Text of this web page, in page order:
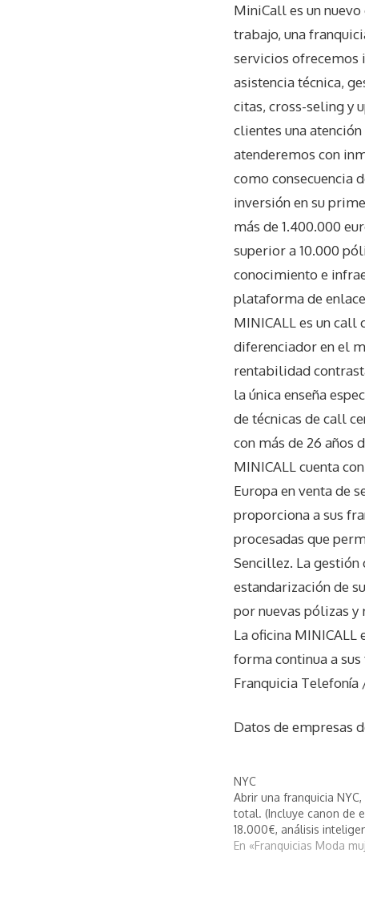
MiniCall es un
trabajo, una
servicios ofrecemos
asistencia técnica,
citas, cross-seling y
clientes una
atenderemos con
como consecuencia
inversión en su
más de 1.400.000
superior a 10.000
conocimiento e
plataforma de
MINICALL es un
diferenciador en el
rentabilidad
la única enseña
de técnicas de call
con más de 26 años
MINICALL cuenta
Europa en venta de
proporciona a sus
procesadas que
Sencillez. La
estandarización de
por nuevas pólizas y
La oficina MINICALL
forma continua a
Franquicia Telefonía
Datos de empresas
NYC
Abrir una franquicia NYC,
total. (Incluye canon de
18.000€, análisis
En «Franquicias Moda